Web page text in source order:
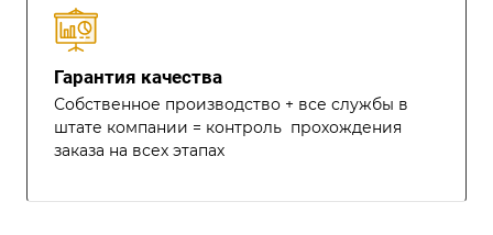
Гарантия качества
Собственное производство + все службы в
штате компании = контроль прохождения
заказа на всех этапах